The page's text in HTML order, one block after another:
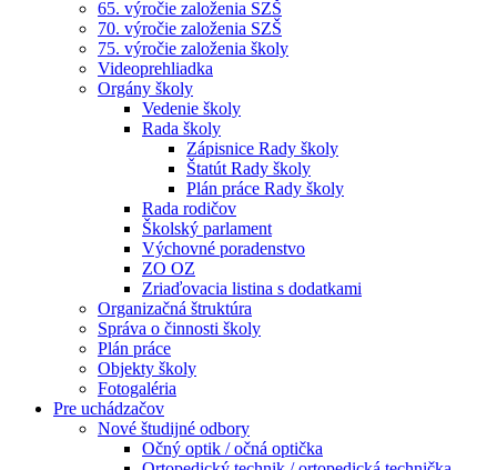
65. výročie založenia SZŠ
70. výročie založenia SZŠ
75. výročie založenia školy
Videoprehliadka
Orgány školy
Vedenie školy
Rada školy
Zápisnice Rady školy
Štatút Rady školy
Plán práce Rady školy
Rada rodičov
Školský parlament
Výchovné poradenstvo
ZO OZ
Zriaďovacia listina s dodatkami
Organizačná štruktúra
Správa o činnosti školy
Plán práce
Objekty školy
Fotogaléria
Pre uchádzačov
Nové študijné odbory
Očný optik / očná optička